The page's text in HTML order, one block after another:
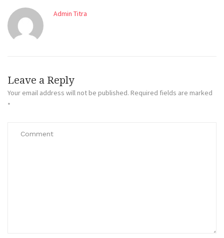
Admin Titra
Leave a Reply
Your email address will not be published. Required fields are marked
*